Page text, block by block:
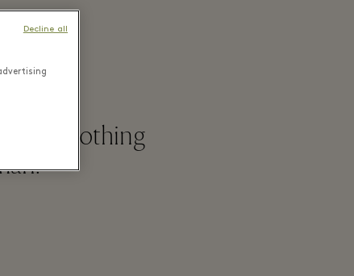
clothing
Decline all